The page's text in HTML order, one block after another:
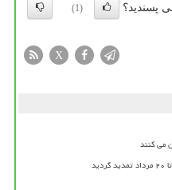
پسندید؟
(1)
X
می کنند